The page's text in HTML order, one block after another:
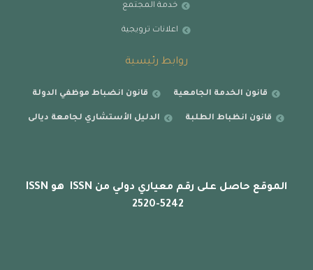
خدمة المجتمع
اعلانات ترويجية
روابط رئيسية
قانون الخدمة الجامعية قانون انضباط موظفي الدولة
قانون انظباط الطلبة الدليل الأستشاري لجامعة ديالى
الموقع حاصل على رقم معياري دولي من ISSN هو ISSN
2520-5242